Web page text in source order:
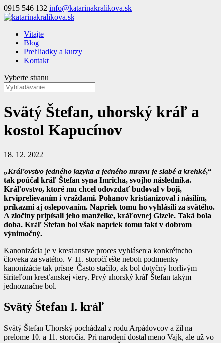
0915 546 132 info@katarinakralikova.sk
Vitajte
Blog
Prehliadky a kurzy
Kontakt
Vyberte stranu
Svätý Štefan, uhorský kráľ a
kostol Kapucínov
18. 12. 2022
„Kráľovstvo jedného jazyka a jedného mravu je slabé a krehké,“
tak poúčal kráľ Štefan syna Imricha, svojho následníka.
Kráľovstvo, ktoré mu chcel odovzdať budoval v boji,
krviprelievaním i vraždami. Pohanov kristianizoval i násilím,
príkazmi aj oslepovaním. Napriek tomu ho vyhlásili za svätého.
A zločiny pripísali jeho manželke, kráľovnej Gizele. Taká bola
doba. Kráľ Štefan bol však napriek tomu fakt v dobrom
výnimočný.
Kanonizácia je v kresťanstve proces vyhlásenia konkrétneho
človeka za svätého. V 11. storočí ešte neboli podmienky
kanonizácie tak prísne. Často stačilo, ak bol dotyčný horlivým
šíriteľom kresťanskej viery. Prvý uhorský kráľ Štefan takým
jednoznačne bol.
Svätý Štefan I. kráľ
Svätý Štefan Uhorský pochádzal z rodu Arpádovcov a žil na
prelome 10. a 11. storočia. Pri narodení dostal meno Vajk, ale už vo